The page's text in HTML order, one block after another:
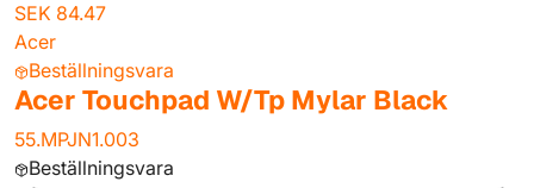
SEK 84.47
Acer
Beställningsvara
Acer Touchpad W/Tp Mylar Black
55.MPJN1.003
Beställningsvara